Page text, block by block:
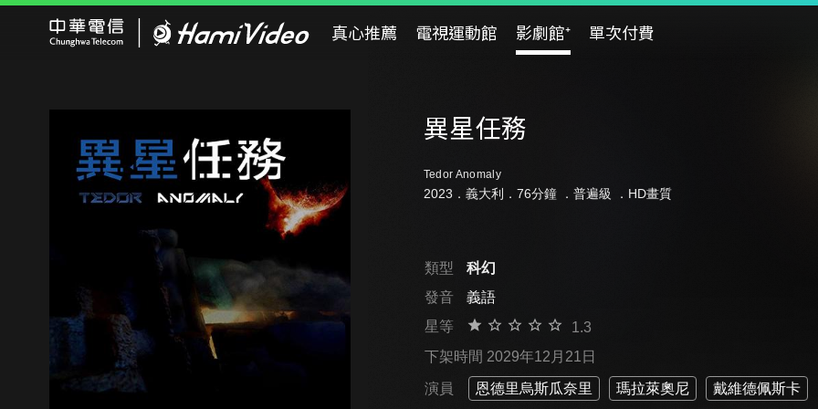
真心推薦 電視運動館 影劇館⁺ 單次付費
異星任務
Tedor Anomaly
2023．義大利．76分鐘 ． 普遍級 ．HD畫質
類型
科幻
發音
義語
星等
1.3
下架時間 2029年12月21日
演員 恩德里烏斯瓜奈里 瑪拉萊奧尼 戴維德佩斯卡